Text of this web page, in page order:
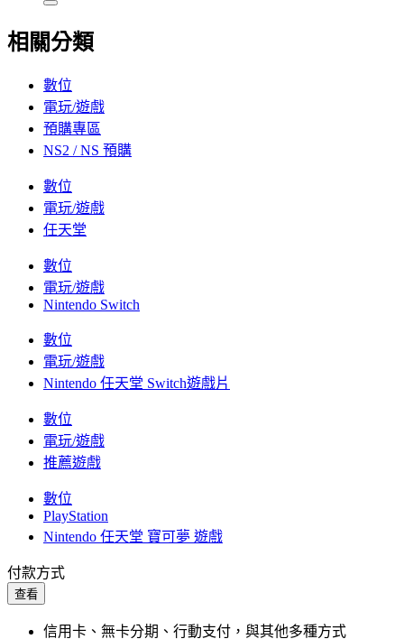
相關分類
數位
電玩/遊戲
預購專區
NS2 / NS 預購
數位
電玩/遊戲
任天堂
數位
電玩/遊戲
Nintendo Switch
數位
電玩/遊戲
Nintendo 任天堂 Switch遊戲片
數位
電玩/遊戲
推薦遊戲
數位
PlayStation
Nintendo 任天堂 寶可夢 遊戲
付款方式
查看
信用卡、無卡分期、行動支付，與其他多種方式